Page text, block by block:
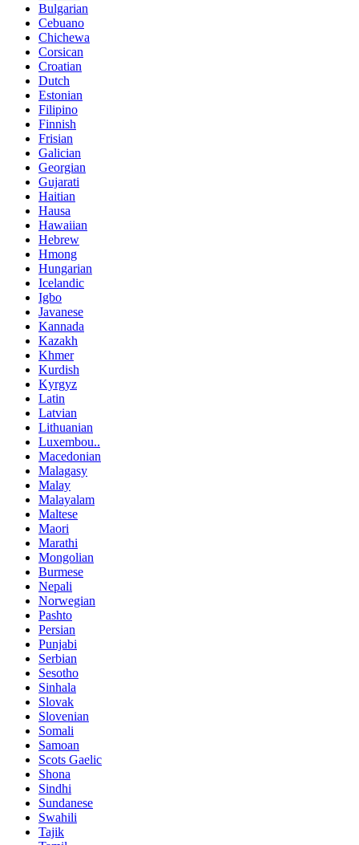
Bulgarian
Cebuano
Chichewa
Corsican
Croatian
Dutch
Estonian
Filipino
Finnish
Frisian
Galician
Georgian
Gujarati
Haitian
Hausa
Hawaiian
Hebrew
Hmong
Hungarian
Icelandic
Igbo
Javanese
Kannada
Kazakh
Khmer
Kurdish
Kyrgyz
Latin
Latvian
Lithuanian
Luxembou..
Macedonian
Malagasy
Malay
Malayalam
Maltese
Maori
Marathi
Mongolian
Burmese
Nepali
Norwegian
Pashto
Persian
Punjabi
Serbian
Sesotho
Sinhala
Slovak
Slovenian
Somali
Samoan
Scots Gaelic
Shona
Sindhi
Sundanese
Swahili
Tajik